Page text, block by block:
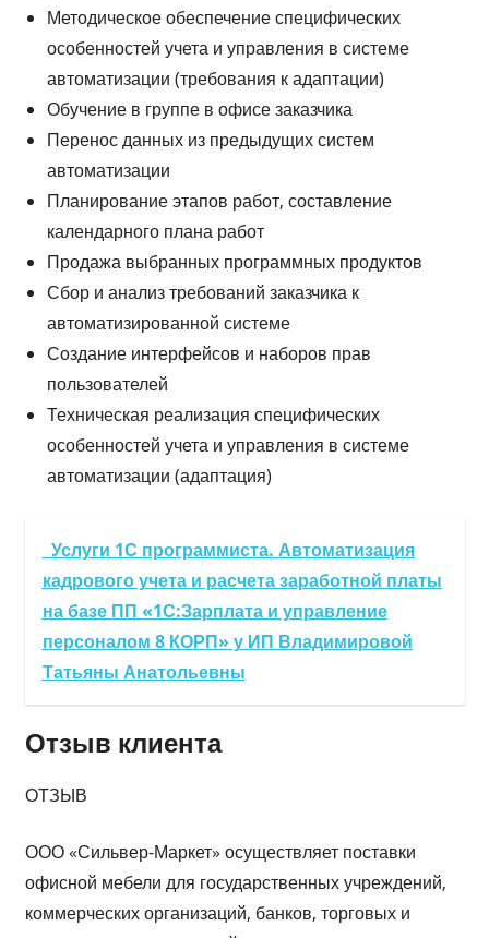
Методическое обеспечение специфических
особенностей учета и управления в системе
автоматизации (требования к адаптации)
Обучение в группе в офисе заказчика
Перенос данных из предыдущих систем
автоматизации
Планирование этапов работ, составление
календарного плана работ
Продажа выбранных программных продуктов
Сбор и анализ требований заказчика к
автоматизированной системе
Создание интерфейсов и наборов прав
пользователей
Техническая реализация специфических
особенностей учета и управления в системе
автоматизации (адаптация)
Услуги 1С программиста. Автоматизация
кадрового учета и расчета заработной платы
на базе ПП «1С:Зарплата и управление
персоналом 8 КОРП» у ИП Владимировой
Татьяны Анатольевны
Отзыв клиента
ОТЗЫВ
ООО «Сильвер-Маркет» осуществляет поставки
офисной мебели для государственных учреждений,
коммерческих организаций, банков, торговых и